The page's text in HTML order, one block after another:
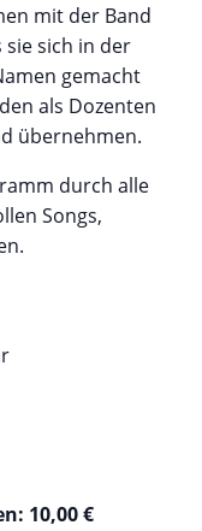
mit der Band
sich in der
gemacht
als Dozenten
übernehmen.
durch alle
Songs,
10,00 €